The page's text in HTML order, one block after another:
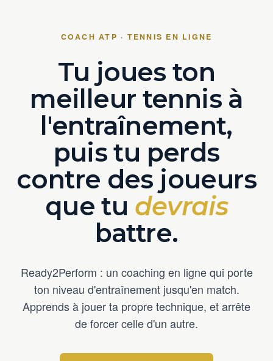
COACH ATP · TENNIS EN LIGNE
Tu joues ton
meilleur tennis à
l'entraînement,
puis tu perds
contre des joueurs
que tu devrais
battre.
Ready2Perform : un coaching en ligne qui porte
ton niveau d'entraînement jusqu'en match.
Apprends à jouer ta propre technique, et arrête
de forcer celle d'un autre.